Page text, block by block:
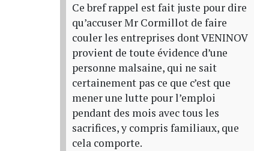
Ce bref rappel est fait juste pour dire
qu’accuser Mr Cormillot de faire
couler les entreprises dont VENINOV
provient de toute évidence d’une
personne malsaine, qui ne sait
certainement pas ce que c’est que
mener une lutte pour l’emploi
pendant des mois avec tous les
sacrifices, y compris familiaux, que
cela comporte.